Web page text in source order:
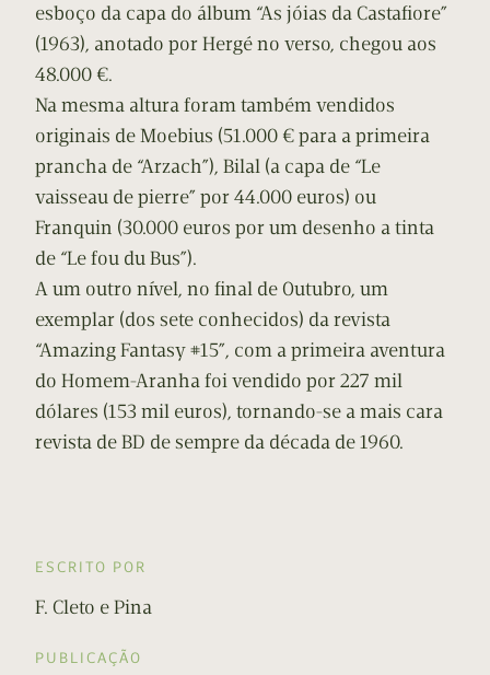
esboço da capa do álbum “As jóias da Castafiore”
(1963), anotado por Hergé no verso, chegou aos
48.000 €.
Na mesma altura foram também vendidos
originais de Moebius (51.000 € para a primeira
prancha de “Arzach”), Bilal (a capa de “Le
vaisseau de pierre” por 44.000 euros) ou
Franquin (30.000 euros por um desenho a tinta
de “Le fou du Bus”).
A um outro nível, no final de Outubro, um
exemplar (dos sete conhecidos) da revista
“Amazing Fantasy #15”, com a primeira aventura
do Homem-Aranha foi vendido por 227 mil
dólares (153 mil euros), tornando-se a mais cara
revista de BD de sempre da década de 1960.
ESCRITO POR
F. Cleto e Pina
PUBLICAÇÃO